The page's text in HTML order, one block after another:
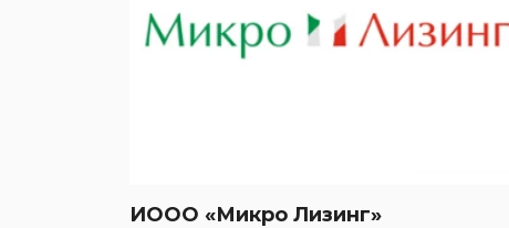
ИООО «Микро Лизинг»